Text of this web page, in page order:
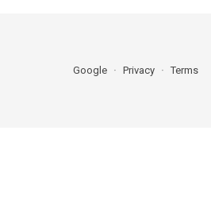
Google Privacy Terms